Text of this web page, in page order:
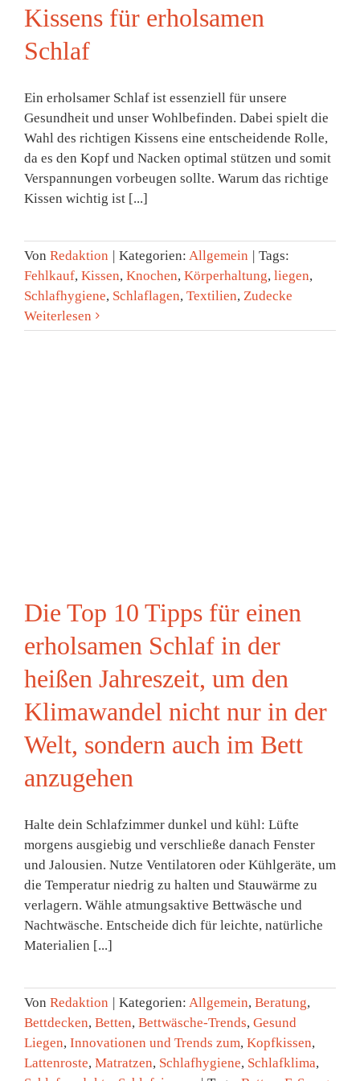
Kissens für erholsamen
Schlaf
Ein erholsamer Schlaf ist essenziell für unsere
Gesundheit und unser Wohlbefinden. Dabei spielt die
Wahl des richtigen Kissens eine entscheidende Rolle,
da es den Kopf und Nacken optimal stützen und somit
Verspannungen vorbeugen sollte. Warum das richtige
Kissen wichtig ist [...]
Von Redaktion | Kategorien: Allgemein | Tags:
Fehlkauf, Kissen, Knochen, Körperhaltung, liegen,
Schlafhygiene, Schlaflagen, Textilien, Zudecke
Weiterlesen
Die Top 10 Tipps für einen
erholsamen Schlaf in der
heißen Jahreszeit, um den
Klimawandel nicht nur in der
Welt, sondern auch im Bett
anzugehen
Halte dein Schlafzimmer dunkel und kühl: Lüfte
morgens ausgiebig und verschließe danach Fenster
und Jalousien. Nutze Ventilatoren oder Kühlgeräte, um
die Temperatur niedrig zu halten und Stauwärme zu
verlagern. Wähle atmungsaktive Bettwäsche und
Nachtwäsche. Entscheide dich für leichte, natürliche
Materialien [...]
Von Redaktion | Kategorien: Allgemein, Beratung,
Bettdecken, Betten, Bettwäsche-Trends, Gesund
Liegen, Innovationen und Trends zum, Kopfkissen,
Lattenroste, Matratzen, Schlafhygiene, Schlafklima,